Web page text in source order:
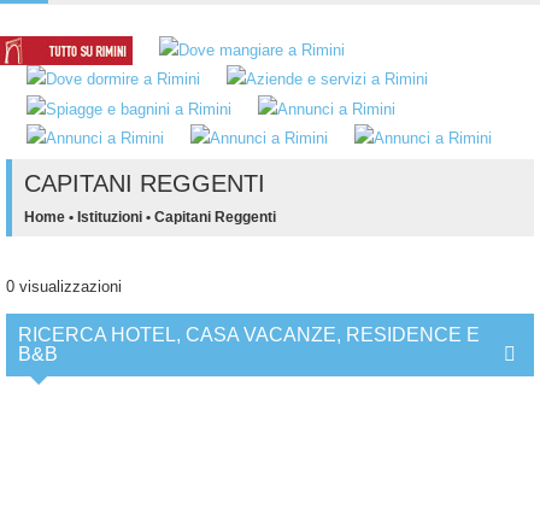
CAPITANI REGGENTI
Home • Istituzioni • Capitani Reggenti
0 visualizzazioni
RICERCA HOTEL, CASA VACANZE, RESIDENCE E
B&B